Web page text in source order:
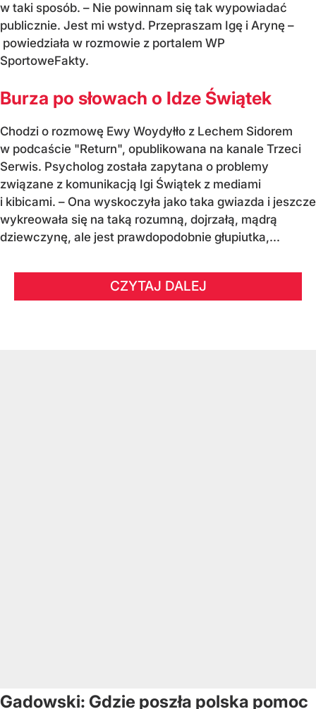
w taki sposób. – Nie powinnam się tak wypowiadać
publicznie. Jest mi wstyd. Przepraszam Igę i Arynę –
powiedziała w rozmowie z portalem WP
SportoweFakty.
Burza po słowach o Idze Świątek
Chodzi o rozmowę Ewy Woydyłło z Lechem Sidorem
w podcaście "Return", opublikowana na kanale Trzeci
Serwis. Psycholog została zapytana o problemy
związane z komunikacją Igi Świątek z mediami
i kibicami. – Ona wyskoczyła jako taka gwiazda i jeszcze
wykreowała się na taką rozumną, dojrzałą, mądrą
dziewczynę, ale jest prawdopodobnie głupiutka,...
CZYTAJ DALEJ
Gadowski: Gdzie poszła polska pomoc